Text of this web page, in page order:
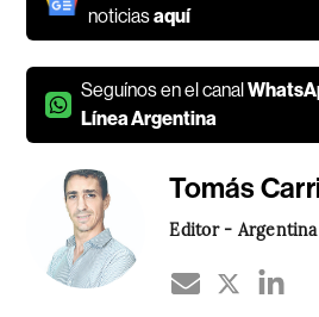
noticiasaquí
Seguínos en el canal
Línea Argentina
Tomás
Editor - Argentina